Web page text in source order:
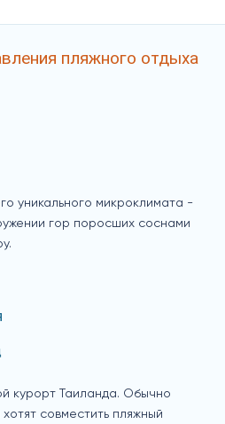
пляжного отдыха
уникального микроклимата -
гор поросших соснами
курорт Таиланда. Обычно
совместить пляжный